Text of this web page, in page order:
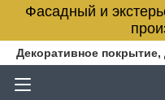
Фасадный и
Декоративное